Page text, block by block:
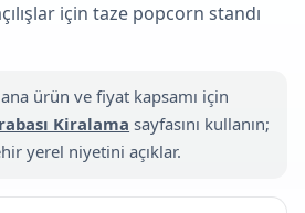
için taze popcorn standı
ürün ve fiyat kapsamı için
Kiralama sayfasını kullanın;
yerel niyetini açıklar.